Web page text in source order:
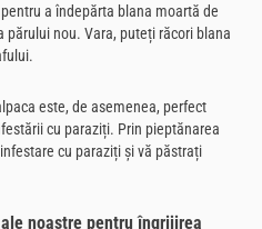
a îndepărta blana moartă de
părului nou. Vara, puteți răcori blana
este, de asemenea, perfect
cu paraziți. Prin pieptănarea
cu paraziți și vă păstrați
noastre pentru îngrijirea